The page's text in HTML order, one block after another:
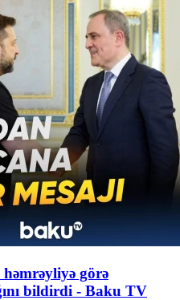
görə
bildirdi - Baku TV